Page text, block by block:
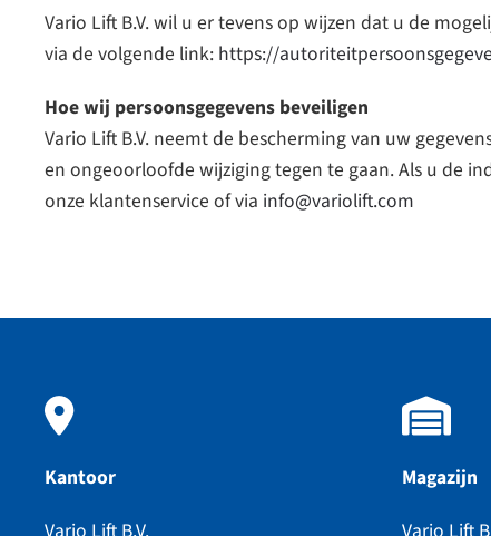
Vario Lift B.V. wil u er tevens op wijzen dat u de
via de volgende link: https://
Hoe wij persoonsgegevens beveiligen
Vario Lift B.V. neemt de bescherming van uw
en ongeoorloofde wijziging tegen te gaan. Als u de
onze klantenservice of via info@variolift.com
Kantoor
Magazijn